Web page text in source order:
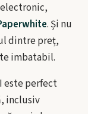
. Și nu
dintre preț,
imbatabil.
este perfect
inclusiv